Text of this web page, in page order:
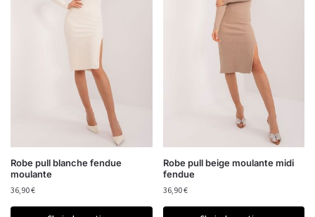
Robe pull blanche fendue
moulante
36,90€
Robe pull beige moulante midi
fendue
36,90€